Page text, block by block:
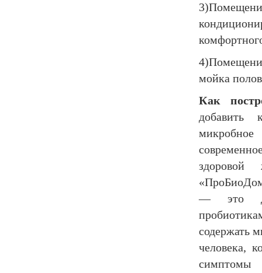
мойка
Как
микробное
— это
содержать
человека,
симптомы